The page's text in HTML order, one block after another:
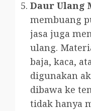
Daur Ulang
membuang
jasa juga
ulang.
baja, kaca,
digunakan
dibawa ke
tidak hanya